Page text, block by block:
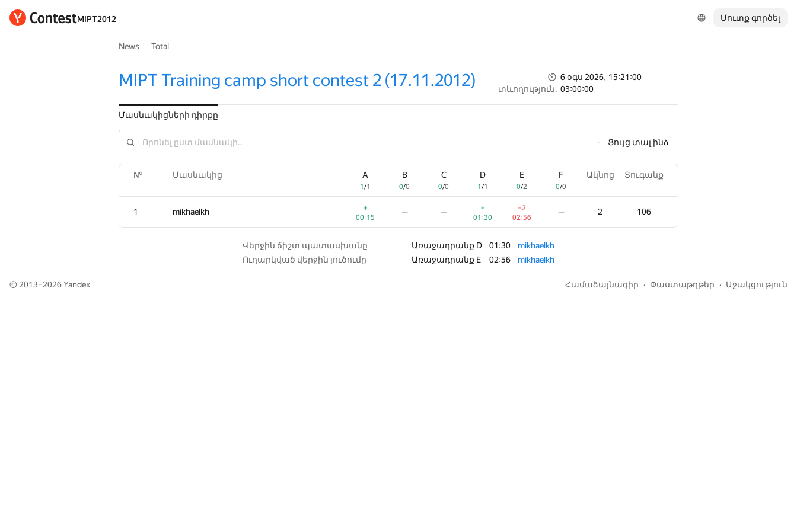
MIPT2012 Մուտք գործել
News Total
MIPT Training camp short contest 2 (17.11.2012)
6 օգս 2026, 15:21:00
տևողություն. 03:00:00
Մասնակիցների դիրքը
Ցույց տալ ինձ
№ Մասնակից A
1/1
B
0/0
C
0/0
D
1/1
E
0/2
F
0/0
Ակնոց Տուգանք
1 mikhaelkh
+
00:15
— —
+
01:30
−2
02:56
— 2 106
№ Մասնակից A
1/1
B
0/0
C
0/0
D
1/1
E
0/2
F
0/0
Ակնոց Տուգանք
1 mikhaelkh
+
00:15
— —
+
01:30
−2
02:56
— 2 106
Վերջին ճիշտ պատասխանը Առաջադրանք D 01:30
mikhaelkh
Ուղարկված վերջին լուծումը
Առաջադրանք E 02:56 mikhaelkh
© 2013–2026Yandex Համաձայնագիր Փաստաթղթեր Աջակցություն